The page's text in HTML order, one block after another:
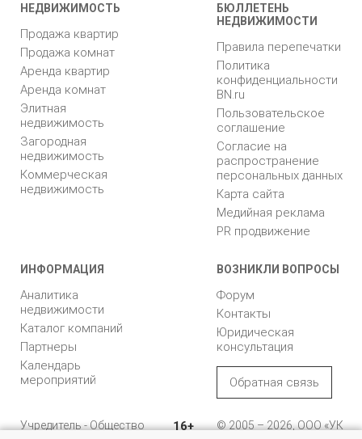
НЕДВИЖИМОСТЬ
Продажа квартир
Продажа комнат
Аренда квартир
Аренда комнат
Элитная
недвижимость
Загородная
недвижимость
Коммерческая
недвижимость
БЮЛЛЕТЕНЬ
НЕДВИЖИМОСТИ
Правила перепечатки
Политика
конфиденциальности
BN.ru
Пользовательское
соглашение
Согласие на
распространение
персональных данных
Карта сайта
Медийная реклама
PR продвижение
ИНФОРМАЦИЯ
Аналитика
недвижимости
Каталог компаний
Партнеры
Календарь
мероприятий
ВОЗНИКЛИ ВОПРОСЫ
Форум
Контакты
Юридическая
консультация
Обратная связь
Учредитель - Общество
16+
© 2005 – 2026, ООО «УК